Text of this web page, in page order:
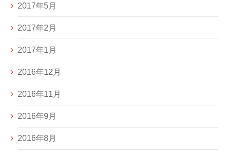
2017年5月
2017年2月
2017年1月
2016年12月
2016年11月
2016年9月
2016年8月